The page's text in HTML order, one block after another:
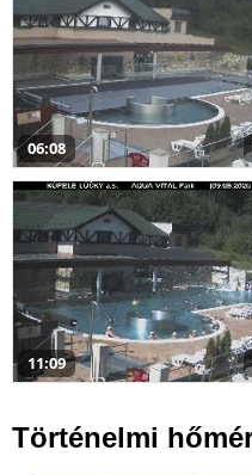
06:08
11:09
Történelmi